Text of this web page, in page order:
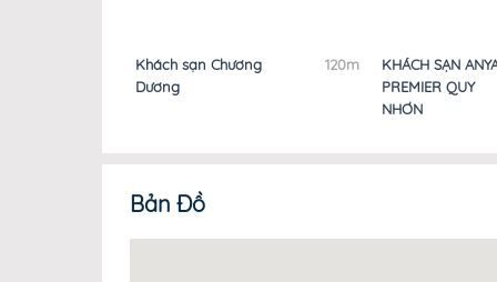
Khách sạn Chương
Dương
120m
KHÁCH SẠN
PREMIER QUY
NHƠN
Bản Đồ